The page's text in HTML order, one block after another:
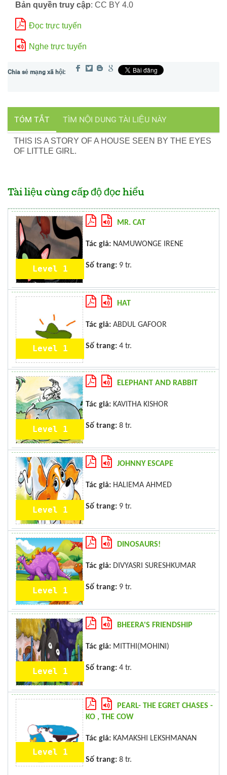
Bản quyền truy cập: CC BY 4.0
Đọc trực tuyến
Nghe trực tuyến
TÓM TẮT TÌM NỘI DUNG TÀI LIỆU NÀY
THIS IS A STORY OF A HOUSE SEEN BY THE EYES
OF LITTLE GIRL.
Tài liệu cùng cấp độ đọc hiểu
Level 1
MR. CAT
Tác giả: NAMUWONGE IRENE
Số trang: 9 tr.
Level 1
HAT
Tác giả: ABDUL GAFOOR
Số trang: 4 tr.
Level 1
ELEPHANT AND RABBIT
Tác giả: KAVITHA KISHOR
Số trang: 8 tr.
Level 1
JOHNNY ESCAPE
Tác giả: HALIEMA AHMED
Số trang: 9 tr.
Level 1
DINOSAURS!
Tác giả: DIVYASRI SURESHKUMAR
Số trang: 9 tr.
Level 1
BHEERA'S FRIENDSHIP
Tác giả: MITTHI(MOHINI)
Số trang: 4 tr.
Level 1
PEARL- THE EGRET CHASES -
KO , THE COW
Tác giả: KAMAKSHI LEKSHMANAN
Số trang: 8 tr.